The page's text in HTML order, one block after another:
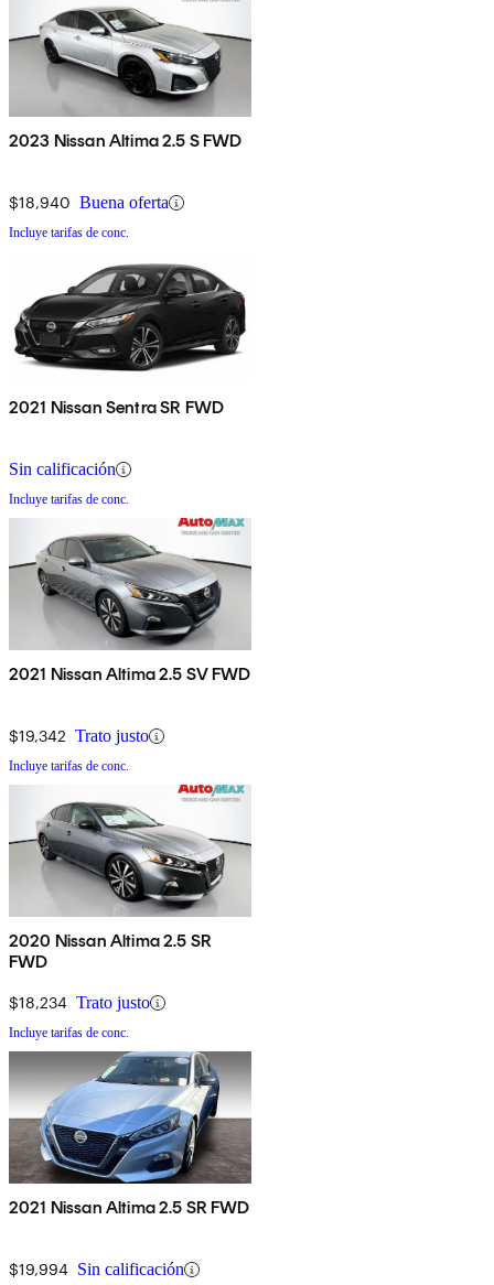
2023 Nissan Altima 2.5 S FWD
$18,940 Buena oferta
Incluye tarifas de conc.
2021 Nissan Sentra SR FWD
Sin calificación
Incluye tarifas de conc.
2021 Nissan Altima 2.5 SV FWD
$19,342 Trato justo
Incluye tarifas de conc.
2020 Nissan Altima 2.5 SR
FWD
$18,234 Trato justo
Incluye tarifas de conc.
2021 Nissan Altima 2.5 SR FWD
$19,994 Sin calificación